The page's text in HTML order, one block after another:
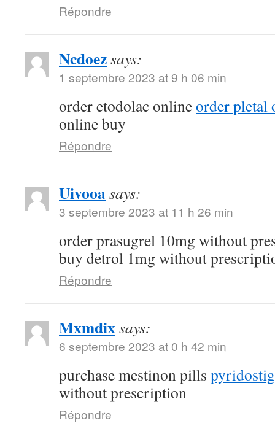
Répondre
Ncdoezsays:
1 septembre 2023 at 9 h 06 min
order etodolac onlineorder pletal
online buy
Répondre
Uivooasays:
3 septembre 2023 at 11 h 26 min
order prasugrel 10mg without
buy detrol 1mg without
Répondre
Mxmdixsays:
6 septembre 2023 at 0 h 42 min
purchase mestinon pills
without prescription
Répondre